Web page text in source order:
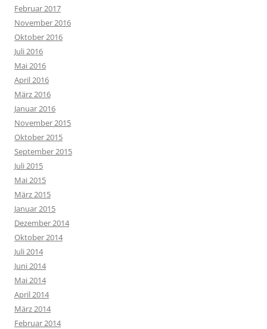
Februar 2017
November 2016
Oktober 2016
Juli 2016
Mai 2016
April 2016
März 2016
Januar 2016
November 2015
Oktober 2015
September 2015
Juli 2015
Mai 2015
März 2015
Januar 2015
Dezember 2014
Oktober 2014
Juli 2014
Juni 2014
Mai 2014
April 2014
März 2014
Februar 2014